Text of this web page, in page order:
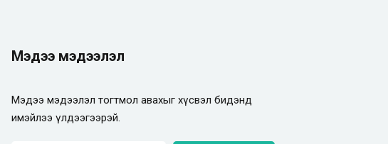
Мэдээ мэдээлэл
Мэдээ мэдээлэл тогтмол авахыг хүсвэл бидэнд
имэйлээ үлдээгээрэй.